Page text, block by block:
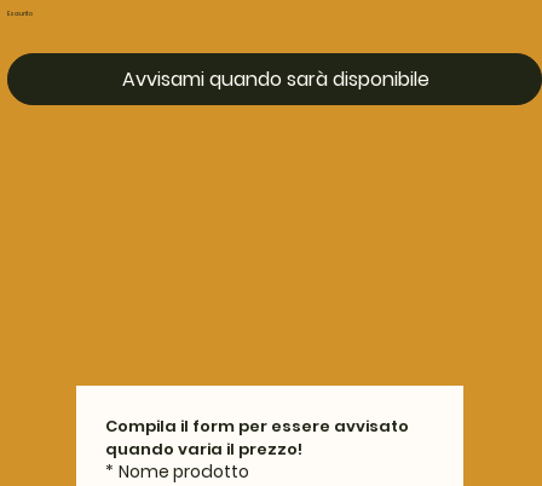
Esaurito
Avvisami quando sarà disponibile
Compila il form per essere avvisato
quando varia il prezzo!
* Nome prodotto